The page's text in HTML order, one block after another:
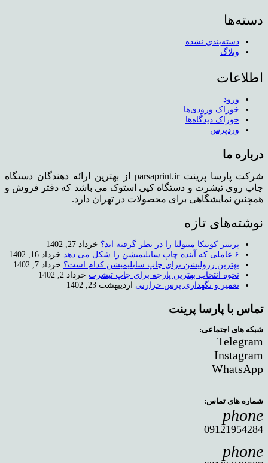
دسته‌ها
دسته‌بندی نشده
وبلاگ
اطلاعات
ورود
خوراک ورودی‌ها
خوراک دیدگاه‌ها
وردپرس
درباره ما
شرکت پارسا پرینت parsaprint.ir از بهترین ارائه دهندگان دستگاه
چاپ روی تیشرت و دستگاه کپی استوک می باشد که دفتر فروش و
همچنین نمایشگاهی برای محصولات در تهران دارد.
نوشته‌های تازه
پرینتر کونیکا مینولتا را در نظر گرفته اید؟ خرداد 27, 1402
۶ عاملی که آینده چاپ سابلیمیشن را شکل می دهد
خرداد 16, 1402
بهترین رزولیشن برای چاپ سابلیمیشن کدام است؟ خرداد 7, 1402
نحوه انتخاب بهترین پارچه برای چاپ تیشرت خرداد 2, 1402
تعمیر و نگهداری پرس حرارتی
اردیبهشت 23, 1402
تماس با پارسا پرینت
شبکه های اجتماعی:
Telegram
Instagram
WhatsApp
شماره های تماس:
phone
09121954284
phone